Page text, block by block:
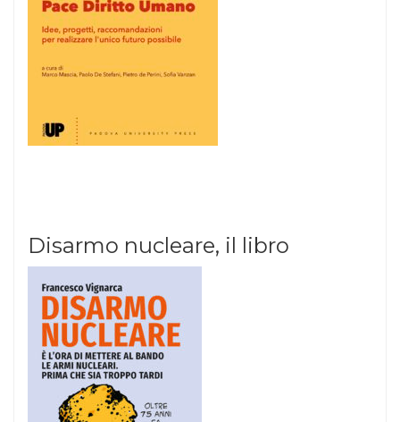
Disarmo nucleare, il libro